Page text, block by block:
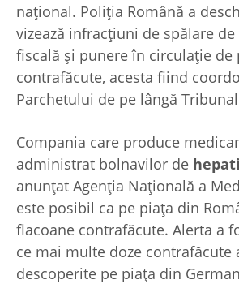
naţional. Poliţia Română a
vizează infracţiuni de spălare
fiscală şi punere în circulaţie de
contrafăcute, acesta fiind
Parchetului de pe lângă
Compania care produce
administrat bolnavilor de
anunţat Agenţia Naţională a
este posibil ca pe piaţa din
flacoane contrafăcute. Alerta a
ce mai multe doze contrafăcute
descoperite pe piaţa din